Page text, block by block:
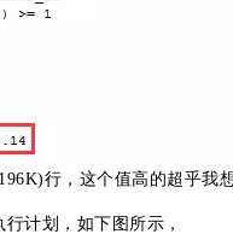
行，这个值高的超乎我想
计划，如下图所示，